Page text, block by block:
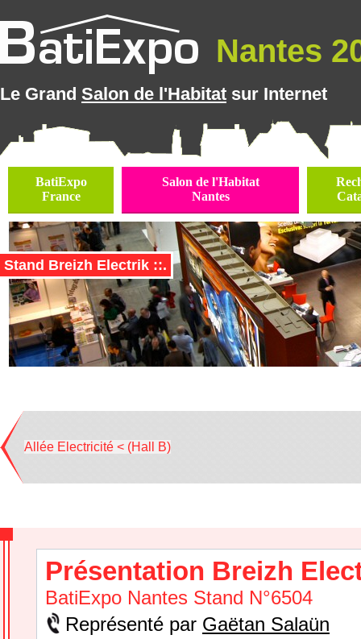
Nantes
Le Grand Salon de l'Habitat sur Internet
BatiExpo
France
Salon de l'Habitat
Nantes
Stand Breizh Electrik ::.
Allée Electricité < (Hall B)
Présentation Breizh
BatiExpo Nantes Stand N°6504
Représenté par Gaëtan Salaün